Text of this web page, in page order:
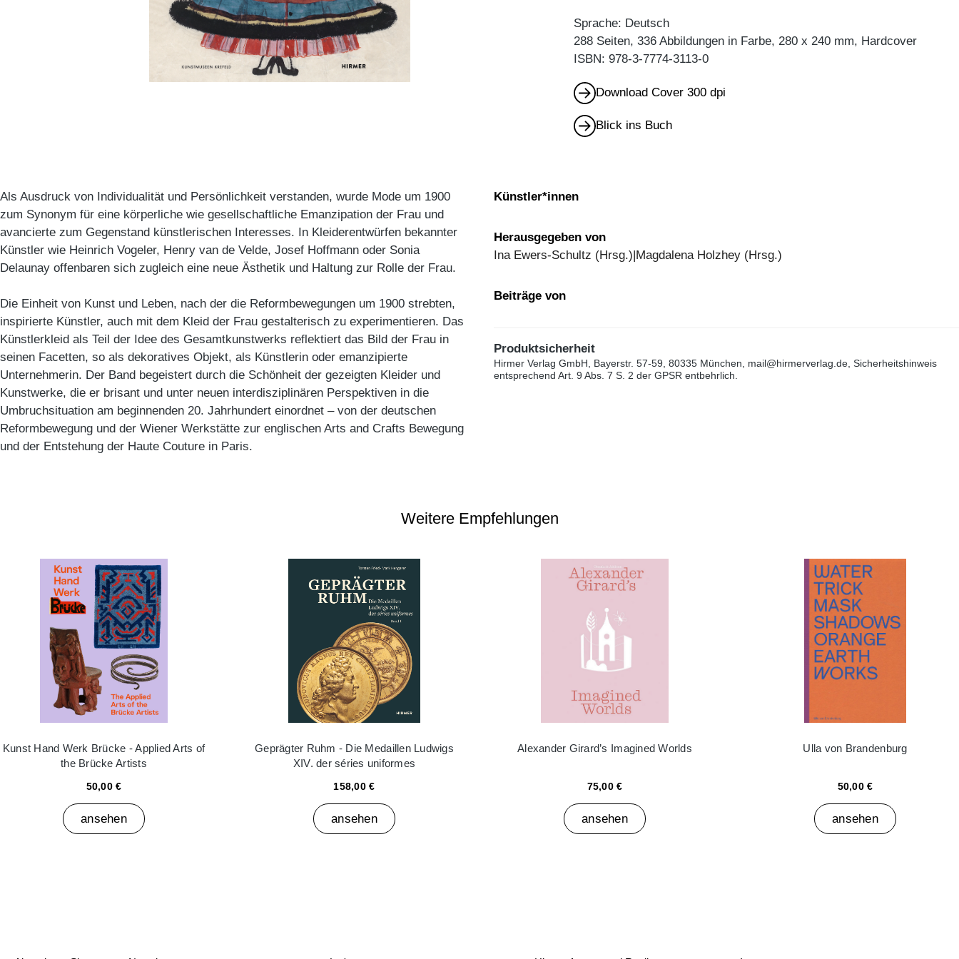
Sprache: Deutsch
288 Seiten, 336 Abbildungen in Farbe, 280 x 240 mm, Hardcover
ISBN: 978-3-7774-3113-0
Download Cover 300 dpi
Blick ins Buch
Als Ausdruck von Individualität und Persönlichkeit verstanden, wurde Mode um 1900
zum Synonym für eine körperliche wie gesellschaftliche Emanzipation der Frau und
avancierte zum Gegenstand künstlerischen Interesses. In Kleiderentwürfen bekannter
Künstler wie Heinrich Vogeler, Henry van de Velde, Josef Hoffmann oder Sonia
Delaunay offenbaren sich zugleich eine neue Ästhetik und Haltung zur Rolle der Frau.
Die Einheit von Kunst und Leben, nach der die Reformbewegungen um 1900 strebten,
inspirierte Künstler, auch mit dem Kleid der Frau gestalterisch zu experimentieren. Das
Künstlerkleid als Teil der Idee des Gesamtkunstwerks reflektiert das Bild der Frau in
seinen Facetten, so als dekoratives Objekt, als Künstlerin oder emanzipierte
Unternehmerin. Der Band begeistert durch die Schönheit der gezeigten Kleider und
Kunstwerke, die er brisant und unter neuen interdisziplinären Perspektiven in die
Umbruchsituation am beginnenden 20. Jahrhundert einordnet – von der deutschen
Reformbewegung und der Wiener Werkstätte zur englischen Arts and Crafts Bewegung
und der Entstehung der Haute Couture in Paris.
Künstler*innen
Herausgegeben von
Ina Ewers-Schultz (Hrsg.)|Magdalena Holzhey (Hrsg.)
Beiträge von
Produktsicherheit
Hirmer Verlag GmbH, Bayerstr. 57-59, 80335 München, mail@hirmerverlag.de, Sicherheitshinweis
entsprechend Art. 9 Abs. 7 S. 2 der GPSR entbehrlich.
Weitere Empfehlungen
Kunst Hand Werk Brücke - Applied Arts of
the Brücke Artists
50,00 €
ansehen
Geprägter Ruhm - Die Medaillen Ludwigs
XIV. der séries uniformes
158,00 €
ansehen
Alexander Girard’s Imagined Worlds
75,00 €
ansehen
Ulla von Brandenburg
50,00 €
ansehen